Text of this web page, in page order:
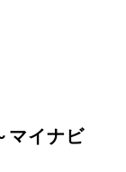
マイナビ